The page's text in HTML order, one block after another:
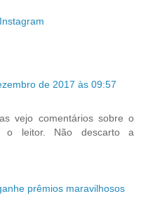
Instagram
de 2017 às 09:57
vejo comentários sobre o
leitor. Não descarto a
prêmios maravilhosos